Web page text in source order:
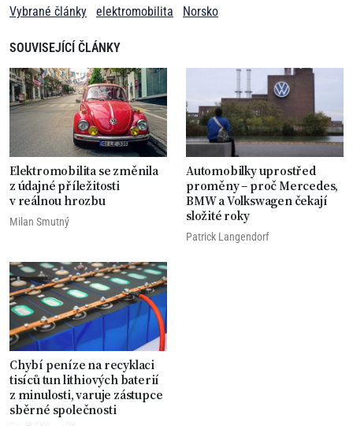
Vybrané články
elektromobilita Norsko
SOUVISEJÍCÍ ČLÁNKY
Elektromobilita se změnila
z údajné příležitosti
v reálnou hrozbu
Milan Smutný
Automobilky uprostřed
proměny – proč Mercedes,
BMW a Volkswagen čekají
složité roky
Patrick Langendorf
Chybí peníze na recyklaci
tisíců tun lithiových baterií
z minulosti, varuje zástupce
sběrné společnosti